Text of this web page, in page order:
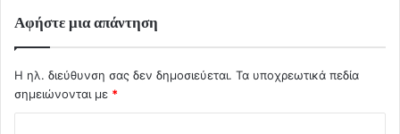
Αφήστε μια απάντηση
Η ηλ. διεύθυνση σας δεν δημοσιεύεται. Τα υποχρεωτικά πεδία
σημειώνονται με *